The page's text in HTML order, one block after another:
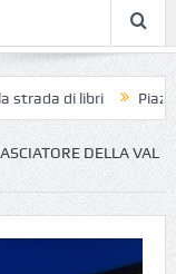
di libri Piazza
DELLA VAL